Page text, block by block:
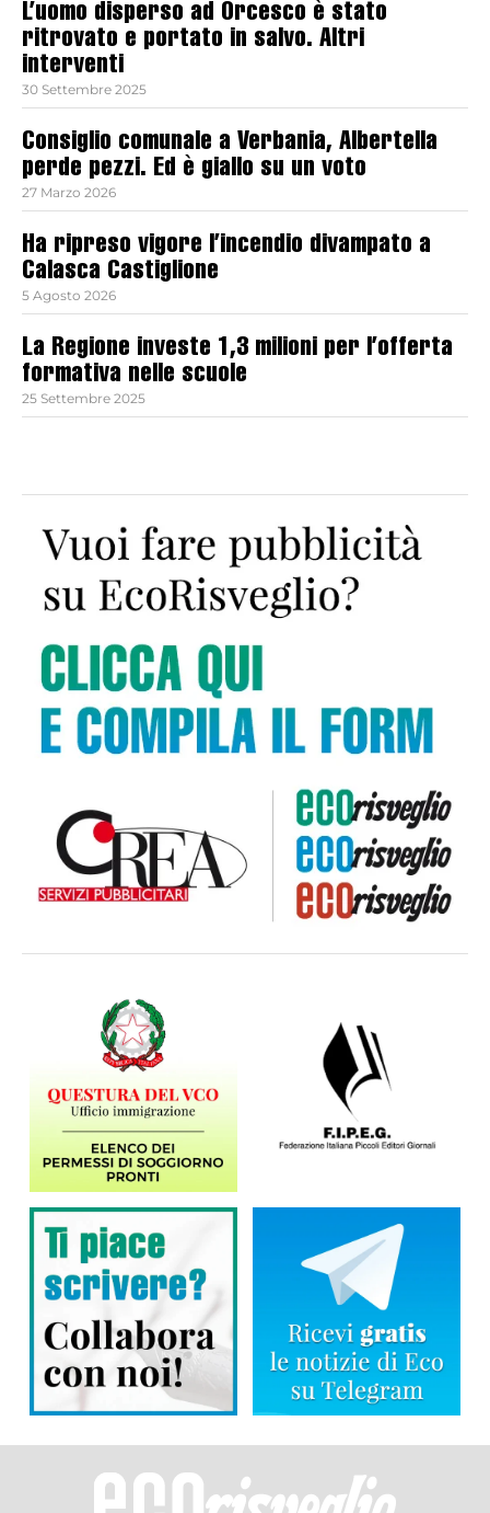
L’uomo disperso ad Orcesco è stato
ritrovato e portato in salvo. Altri
interventi
30 Settembre 2025
Consiglio comunale a Verbania, Albertella
perde pezzi. Ed è giallo su un voto
27 Marzo 2026
Ha ripreso vigore l’incendio divampato a
Calasca Castiglione
5 Agosto 2026
La Regione investe 1,3 milioni per l’offerta
formativa nelle scuole
25 Settembre 2025